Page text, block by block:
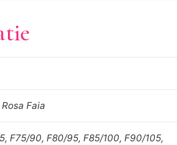
Faia
F75/90, F80/95, F85/100, F90/105,